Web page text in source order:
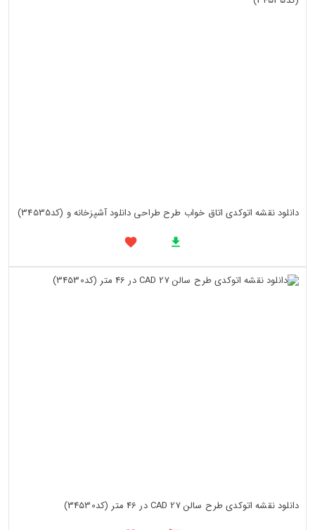
دانلود نقشه اتوکدی اتاق خواب طرح طراحی دانلود آشپزخانه و (کد34535)
دانلود نقشه اتوکدی طرح سالن CAD 27 در 46 متر (کد34530)